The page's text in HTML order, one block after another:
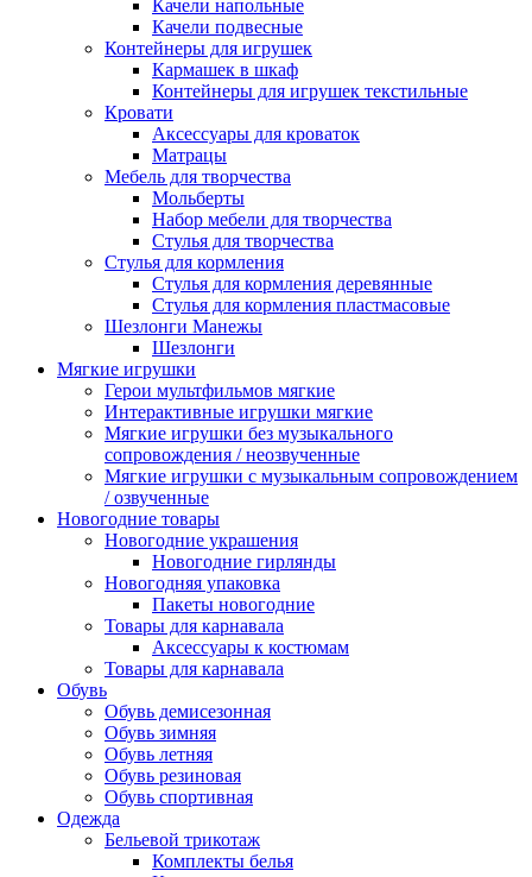
Качели напольные
Качели подвесные
Контейнеры для игрушек
Кармашек в шкаф
Контейнеры для игрушек текстильные
Кровати
Аксессуары для кроваток
Матрацы
Мебель для творчества
Мольберты
Набор мебели для творчества
Стулья для творчества
Стулья для кормления
Стулья для кормления деревянные
Стулья для кормления пластмасовые
Шезлонги Манежы
Шезлонги
Мягкие игрушки
Герои мультфильмов мягкие
Интерактивные игрушки мягкие
Мягкие игрушки без музыкального
сопровождения / неозвученные
Мягкие игрушки с музыкальным сопровождением
/ озвученные
Новогодние товары
Новогодние украшения
Новогодние гирлянды
Новогодняя упаковка
Пакеты новогодние
Товары для карнавала
Аксессуары к костюмам
Товары для карнавала
Обувь
Обувь демисезонная
Обувь зимняя
Обувь летняя
Обувь резиновая
Обувь спортивная
Одежда
Бельевой трикотаж
Комплекты белья